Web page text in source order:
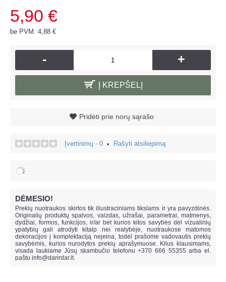
5,90 €
be PVM: 4,88 €
- +
Į KREPŠELĮ
Pridėti prie norų sąrašo
Įvertinimų - 0 • Rašyti atsiliepimą
DĖMESIO!
Prekių nuotraukos skirtos tik iliustraciniams tikslams ir yra pavyzdinės.
Originalių produktų spalvos, vaizdas, užrašai, parametrai, matmenys,
dydžiai, formos, funkcijos, ir/ar bet kurios kitos savybės dėl vizualinių
ypatybių gali atrodyti kitaip nei realybėje, nuotraukose matomos
dekoracijos į komplektaciją neįeina, todėl prašome vadovautis prekių
savybėmis, kurios nurodytos prekių aprašymuose. Kilus klausimams,
visada laukiame Jūsų skambučio telefonu +370 666 55355 arba el.
paštu info@darirdar.lt.